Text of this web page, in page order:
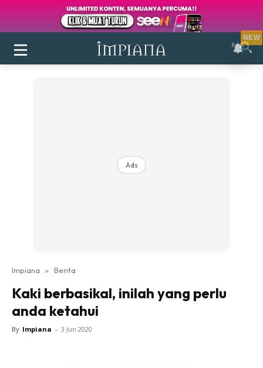
Login|Register
Ruang Makan
Ruang Tamu
Direktori
Ads
Impiana » Berita
Kaki berbasikal, inilah yang perlu
anda ketahui
By Impiana - 3 Jun 2020
NEW